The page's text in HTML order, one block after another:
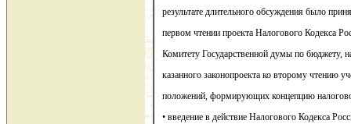
результате длительного обсуждения было
первом чтении проекта Налогового Кодекса
Комитету Государственной думы по бюджету,
казанного законопроекта ко второму чтению
положений, формирующих концепцию
• введение в действие Налогового Кодекса